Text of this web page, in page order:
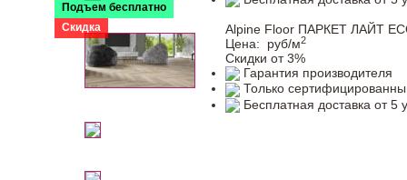
Подъем бесплатно
Скидка
Alpine Floor ПАРКЕТ ЛАЙТ
Цена:
руб/м2
Скидки от 3%
Гарантия производителя
Только
Бесплатная доставка от 5